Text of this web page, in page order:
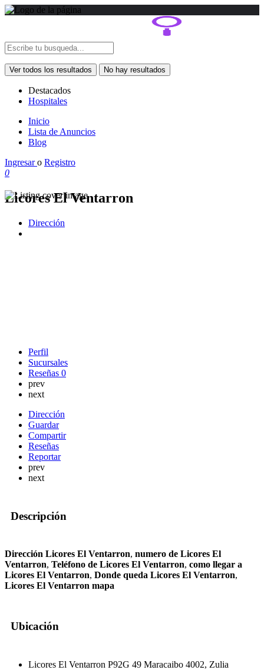
Ver todos los resultados No hay resultados
Destacados
Hospitales
Inicio
Lista de Anuncios
Blog
Ingresaro Registro
0
Licores El Ventarron
Dirección
Perfil
Sucursales
Reseñas 0
prev
next
Dirección
Guardar
Compartir
Reseñas
Reportar
prev
next
Descripción
Dirección Licores El Ventarron, numero de Licores El
Ventarron, Teléfono de Licores El Ventarron, como llegar a
Licores El Ventarron, Donde queda Licores El Ventarron,
Licores El Ventarron mapa
Ubicación
Licores El Ventarron P92G 49 Maracaibo 4002, Zulia